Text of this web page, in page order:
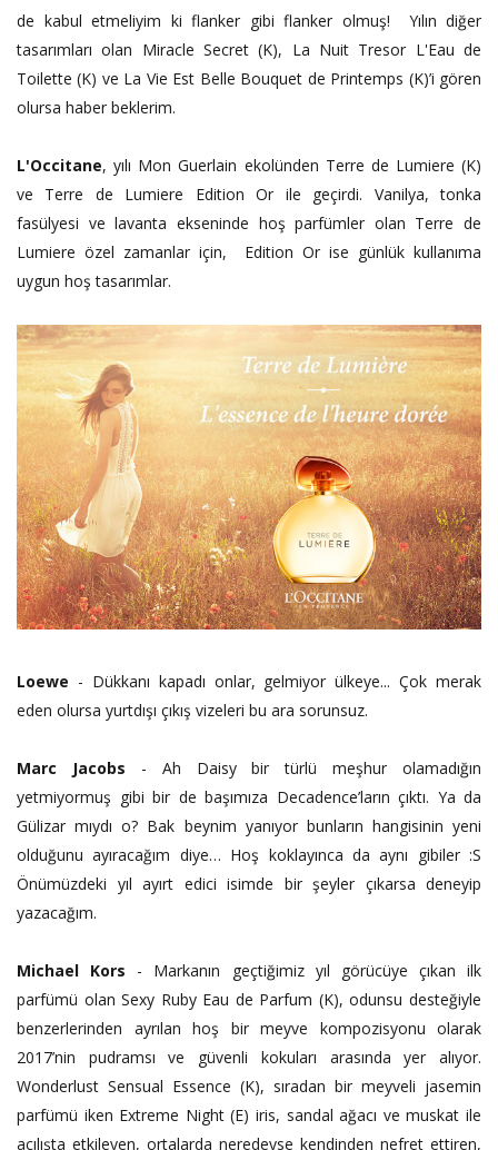
de kabul etmeliyim ki flanker gibi flanker olmuş!
Yılın diğer
tasarımları olan Miracle Secret (K), La Nuit Tresor L'Eau de
Toilette (K) ve La Vie Est Belle Bouquet de Printemps (K)’i gören
olursa haber beklerim.
L'Occitane, yılı Mon Guerlain ekolünden Terre de Lumiere (K)
ve Terre de Lumiere Edition Or ile geçirdi. Vanilya, tonka
fasülyesi ve lavanta ekseninde hoş parfümler olan Terre de
Lumiere özel zamanlar için, Edition Or ise günlük kullanıma
uygun hoş tasarımlar.
Loewe - Dükkanı kapadı onlar, gelmiyor ülkeye... Çok merak
eden olursa yurtdışı çıkış vizeleri bu ara sorunsuz.
Marc Jacobs - Ah Daisy bir türlü meşhur olamadığın
yetmiyormuş gibi bir de başımıza Decadence’ların çıktı. Ya da
Gülizar mıydı o? Bak beynim yanıyor bunların hangisinin yeni
olduğunu ayıracağım diye… Hoş koklayınca da aynı gibiler :S
Önümüzdeki yıl ayırt edici isimde bir şeyler çıkarsa deneyip
yazacağım.
Michael Kors - Markanın geçtiğimiz yıl görücüye çıkan ilk
parfümü olan Sexy Ruby Eau de Parfum (K), odunsu desteğiyle
benzerlerinden ayrılan hoş bir meyve kompozisyonu olarak
2017’nin pudramsı ve güvenli kokuları arasında yer alıyor.
Wonderlust Sensual Essence (K), sıradan bir meyveli jasemin
parfümü iken Extreme Night (E) iris, sandal ağacı ve muskat ile
açılışta etkileyen, ortalarda neredeyse kendinden nefret ettiren,